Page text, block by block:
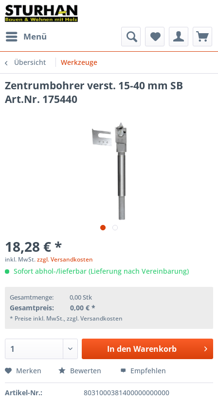
Menü
Übersicht Werkzeuge
Zentrumbohrer verst. 15-40 mm SB
Art.Nr. 175440
18,28 € *
inkl. MwSt.zzgl. Versandkosten
Sofort abhol-/lieferbar (Lieferung nach Vereinbarung)
Gesamtmenge: 0,00Stk
Gesamtpreis: 0,00 € *
* Preise inkl. MwSt., zzgl. Versandkosten
In den Warenkorb
Merken Bewerten Empfehlen
Artikel-Nr.: 8031000381400000000000